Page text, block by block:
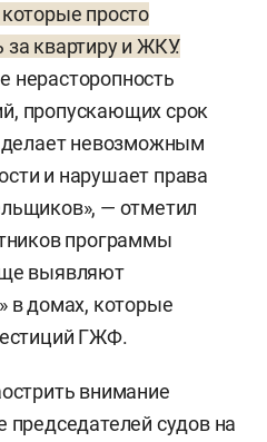
просто
квартиру и ЖКУ.
нерасторопность
пропускающих срок
делает невозможным
и нарушает права
— отметил
программы
выявляют
в домах, которые
ГЖФ.
внимание
председателей судов на